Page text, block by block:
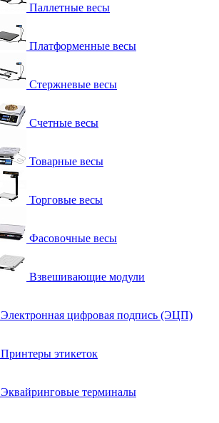
Паллетные весы
Платформенные весы
Стержневые весы
Счетные весы
Товарные весы
Торговые весы
Фасовочные весы
Взвешивающие модули
Электронная цифровая подпись (ЭЦП)
Принтеры этикеток
Эквайринговые терминалы